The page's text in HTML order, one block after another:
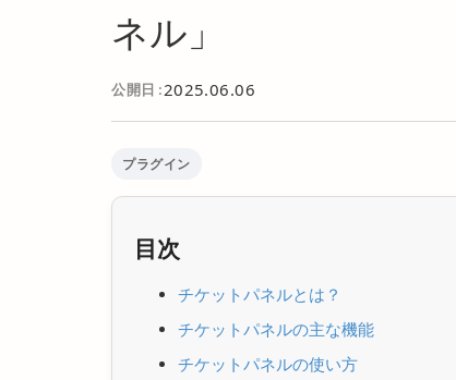
ネル」
公開日 2025.06.06
プラグイン
目次
チケットパネルとは？
チケットパネルの主な機能
チケットパネルの使い方